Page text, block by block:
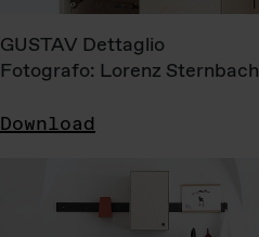
GUSTAV Dettaglio
Fotografo: Lorenz Sternbach
Download